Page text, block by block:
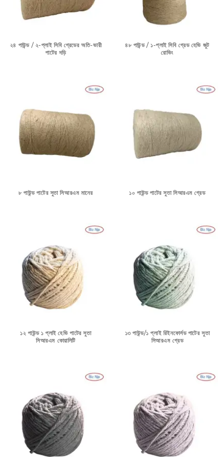
২৪ পাউন্ড / ২-প্লাই সিবি গ্রেডের অতি-ভারী
পাটের দড়ি
৪৮ পাউন্ড / ১-প্লাই সিবি গ্রেড হেভি জুট
রোভিং
৮ পাউন্ড পাটের সুতা সিআরএম মানের ১০ পাউন্ড পাটের সুতা সিআরএম গ্রেড
১২ পাউন্ড ১ প্লাই হেভি পাটের সুতা
সিআরএম কোয়ালিটি
১৩ পাউন্ড/১ প্লাই রিইনফোর্সড পাটের সুতা
সিআরএম গ্রেড